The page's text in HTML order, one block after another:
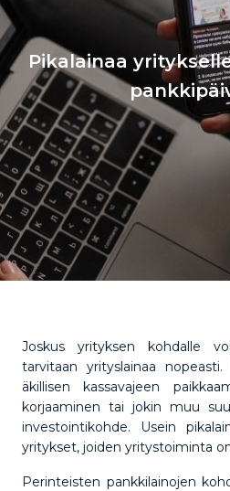
Pikalainaa
Joskus yrityksen kohdalle
tarvitaan yrityslainaa
äkillisen kassavajeen
korjaaminen tai jokin muu
investointikohde. Usein
yritykset, joiden yritystoiminta
Perinteisten pankkilainojen